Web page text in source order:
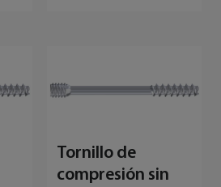
Tornillo de
compresión sin